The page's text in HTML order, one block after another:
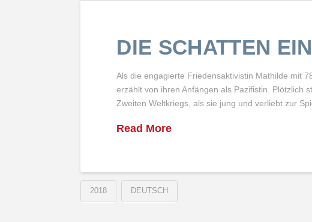
DIE SCHATTEN
Als die engagierte Friedensaktivistin Mathilde mit
erzählt von ihren Anfängen als Pazifistin. Plötzlich
Zweiten Weltkriegs, als sie jung und verliebt zur
Read More
2018 DEUTSCH